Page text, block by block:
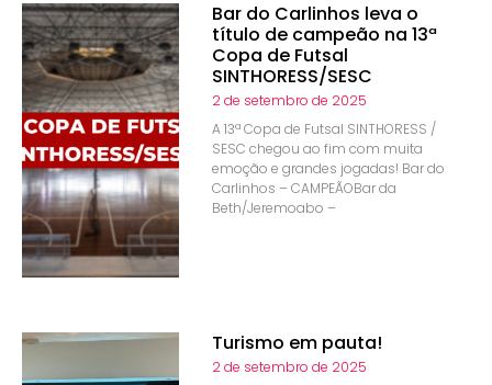
Bar do Carlinhos leva o
título de campeão na 13ª
Copa de Futsal
SINTHORESS/SESC
2 de setembro de 2025
A 13ª Copa de Futsal SINTHORESS /
SESC chegou ao fim com muita
emoção e grandes jogadas! Bar do
Carlinhos – CAMPEÃOBar da
Beth/Jeremoabo –
Turismo em pauta!
2 de setembro de 2025